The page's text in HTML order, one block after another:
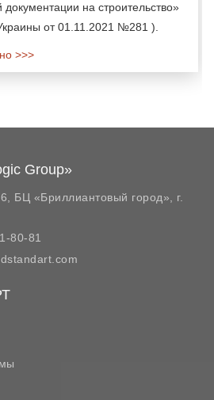
документации на строительство»
от 01.11.2021 №281 ).
>>>
Group»
БЦ «Бриллиантовый город»,
г.
80-81